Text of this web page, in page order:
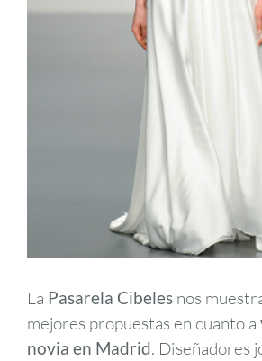
La Pasarela Cibeles nos
mejores propuestas en cuanto a
novia en Madrid. Diseñadores